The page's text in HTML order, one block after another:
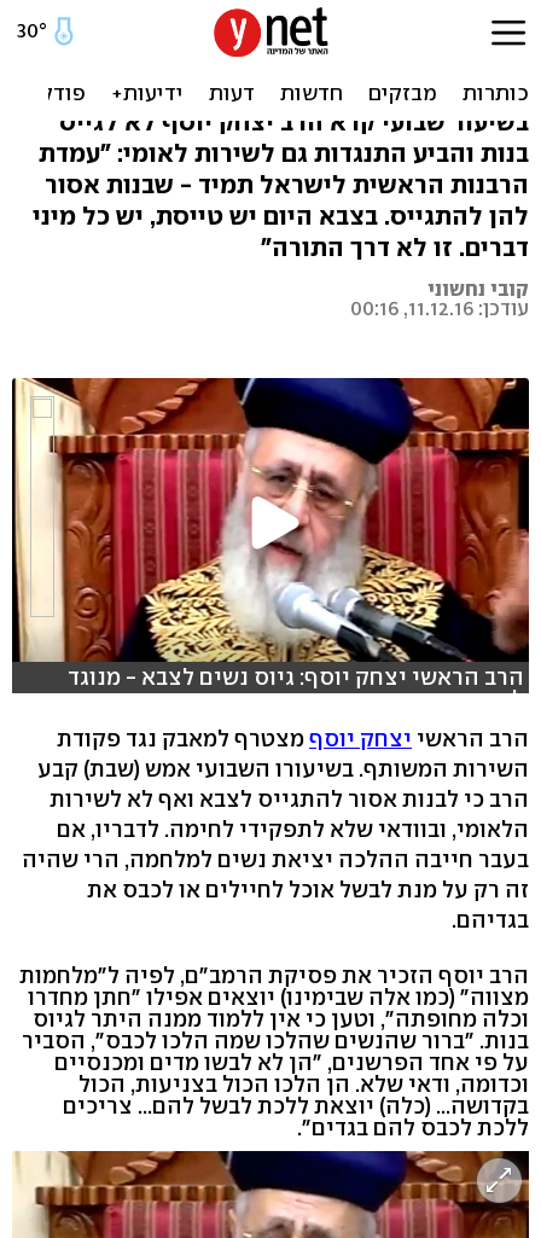
הרב הראשי: "גיוס בנות? רק
כדי לבשל ולכבס"
בשיעור שבועי קרא הרב יצחק יוסף לא לגייס
בנות והביע התנגדות גם לשירות לאומי: "עמדת
הרבנות הראשית לישראל תמיד - שבנות אסור
להן להתגייס. בצבא היום יש טייסת, יש כל מיני
דברים. זו לא דרך התורה"
קובי נחשוני
עודכן: 11.12.16, 00:16
הרב הראשי יצחק יוסף: גיוס נשים לצבא - מנוגד
לתורה
הרב הראשי יצחק יוסףמצטרף למאבק נגד פקודת
השירות המשותף. בשיעורו השבועי אמש (שבת) קבע
הרב כי לבנות אסור להתגייס לצבא ואף לא לשירות
הלאומי, ובוודאי שלא לתפקידי לחימה. לדבריו, אם
בעבר חייבה ההלכה יציאת נשים למלחמה, הרי שהיה
זה רק על מנת לבשל אוכל לחיילים או לכבס את
בגדיהם.
הרב יוסף הזכיר את פסיקת הרמב"ם, לפיה ל"מלחמות
מצווה" (כמו אלה שבימינו) יוצאים אפילו "חתן מחדרו
וכלה מחופתה", וטען כי אין ללמוד ממנה היתר לגיוס
בנות. "ברור שהנשים שהלכו שמה הלכו לכבס", הסביר
על פי אחד הפרשנים, "הן לא לבשו מדים ומכנסיים
וכדומה, ודאי שלא. הן הלכו הכול בצניעות, הכול
בקדושה... (כלה) יוצאת ללכת לבשל להם... צריכים
ללכת לכבס להם בגדים".